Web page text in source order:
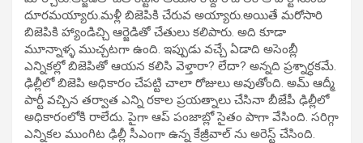
దూరమయ్యారు.మళ్లీ బిజెపికి చేరువ అయ్యారు.అయితే మరోసారి
బిజెపికి హ్యాండిచ్చి ఆర్జెడితో చేతులు కలిపారు. అది కూడా
మూన్నాళ్ళ ముచ్చటగా ఉంది. ఇప్పుడు వచ్చే ఏడాది అసెంబ్లీ
ఎన్నికల్లో బిజెపితో ఆయన కలిసి వెళ్తారా? లేదా? అన్నది ప్రశ్నార్ధకమే.
ఢిల్లీలో బిజెపి అధికారం చేపట్టి చాలా రోజులు అవుతోంది. అమ్ ఆద్మీ
పార్టీ వచ్చిన తర్వాత ఎన్ని రకాల ప్రయత్నాలు చేసినా బీజేపీ ఢిల్లీలో
అధికారంలోకి రాలేదు. పైగా ఆప్ పంజాబ్లో సైతం పాగా వేసింది. సరిగ్గా
ఎన్నికల ముంగిట ఢిల్లీ సీఎంగా ఉన్న కేజ్రీవాల్ ను అరెస్ట్ చేసింది.